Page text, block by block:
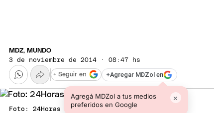
MDZ, MUNDO
3 de noviembre de 2014 · 08:47 hs
+Agregar MDZol en
Agregá MDZol a tus medios
preferidos en Google
×
+ Seguir en
Foto: 24Horas Chile